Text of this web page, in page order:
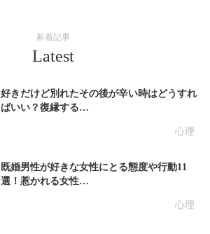
新着記事
Latest
心理
好きだけど別れたその後が辛い時はどうすれ
ばいい？復縁する…
心理
既婚男性が好きな女性にとる態度や行動11
選！惹かれる女性…